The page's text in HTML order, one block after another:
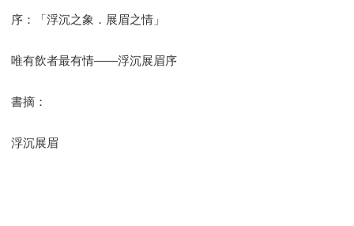
序：「浮沉之象．展眉之情」
唯有飲者最有情——浮沉展眉序
書摘：
浮沉展眉